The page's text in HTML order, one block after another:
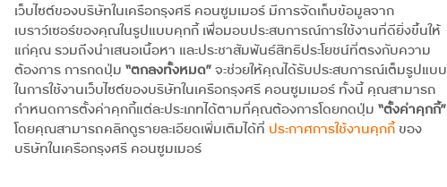
เว็บไซต์ของบริษัทในเครือกรุงศรี คอนซูมเมอร์ มีการจัดเก็บข้อมูลจาก
เบราว์เซอร์ของคุณในรูปแบบคุกกี้ เพื่อมอบประสบการณ์การใช้งานที่ดียิ่งขึ้นให้
แก่คุณ รวมถึงนำเสนอเนื้อหา และประชาสัมพันธ์สิทธิประโยชน์ที่ตรงกับความ
ต้องการ การกดปุ่ม “ตกลงทั้งหมด”จะช่วยให้คุณได้รับประสบการณ์เต็มรูปแบบ
ในการใช้งานเว็บไซต์ของบริษัทในเครือกรุงศรี คอนซูมเมอร์ ทั้งนี้ คุณสามารถ
กำหนดการตั้งค่าคุกกี้แต่ละประเภทได้ตามที่คุณต้องการโดยกดปุ่ม “ตั้งค่าคุกกี้”
โดยคุณสามารถคลิกดูรายละเอียดเพิ่มเติมได้ที่ ประกาศการใช้งานคุกกี้ของ
บริษัทในเครือกรุงศรี คอนซูมเมอร์